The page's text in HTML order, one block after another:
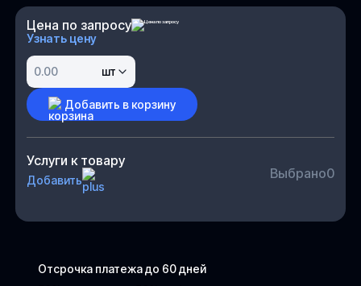
Отсрочка платежа до 60 дней
Цена по запросу
Узнать цену
шт
Добавить в корзину
Услуги к товару
Добавить Выбрано0